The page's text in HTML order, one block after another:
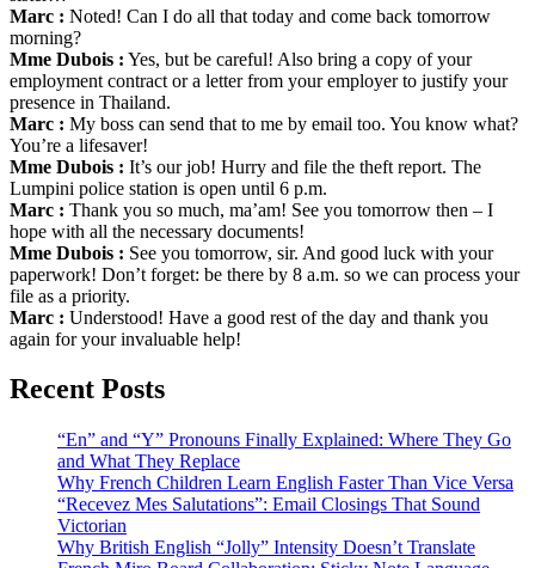
Marc : Noted! Can I do all that today and come back tomorrow
morning?
Mme Dubois : Yes, but be careful! Also bring a copy of your
employment contract or a letter from your employer to justify your
presence in Thailand.
Marc : My boss can send that to me by email too. You know what?
You’re a lifesaver!
Mme Dubois : It’s our job! Hurry and file the theft report. The
Lumpini police station is open until 6 p.m.
Marc : Thank you so much, ma’am! See you tomorrow then – I
hope with all the necessary documents!
Mme Dubois : See you tomorrow, sir. And good luck with your
paperwork! Don’t forget: be there by 8 a.m. so we can process your
file as a priority.
Marc : Understood! Have a good rest of the day and thank you
again for your invaluable help!
Recent Posts
“En” and “Y” Pronouns Finally Explained: Where They Go
and What They Replace
Why French Children Learn English Faster Than Vice Versa
“Recevez Mes Salutations”: Email Closings That Sound
Victorian
Why British English “Jolly” Intensity Doesn’t Translate